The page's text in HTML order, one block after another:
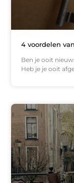
4 voordelen
Ben je ooit
Heb je je ooit